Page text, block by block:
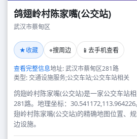
鸽翅岭村陈家嘴(公交站)
武汉市蔡甸区
★收藏 ⌖搜周边 📱 去手机查看
查看完整信息地址: 武汉市蔡甸区281路
类型: 交通设施服务;公交车站;公交车站相关
鸽翅岭村陈家嘴(公交站)是一家公交车站
281路。地理坐标：
翅岭村陈家嘴(公交站)的精确地图位置、
边设施。